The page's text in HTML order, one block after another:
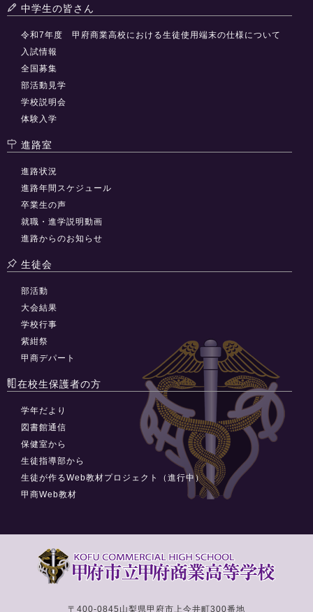
中学生の皆さん
令和7年度 甲府商業高校における生徒使用端末の仕様について
入試情報
全国募集
部活動見学
学校説明会
体験入学
進路室
進路状況
進路年間スケジュール
卒業生の声
就職・進学説明動画
進路からのお知らせ
生徒会
部活動
大会結果
学校行事
紫紺祭
甲商デパート
在校生保護者の方
学年だより
図書館通信
保健室から
生徒指導部から
生徒が作るWeb教材プロジェクト（進行中）
甲商Web教材
〒400-0845 山梨県甲府市上今井町300番地